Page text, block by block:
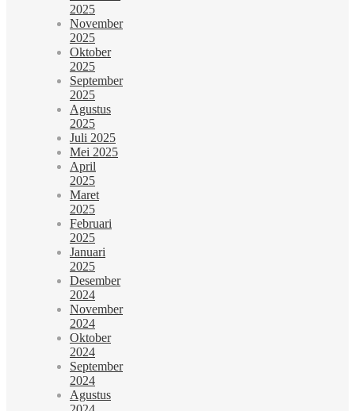
2025
November
2025
Oktober
2025
September
2025
Agustus
2025
Juli 2025
Mei 2025
April
2025
Maret
2025
Februari
2025
Januari
2025
Desember
2024
November
2024
Oktober
2024
September
2024
Agustus